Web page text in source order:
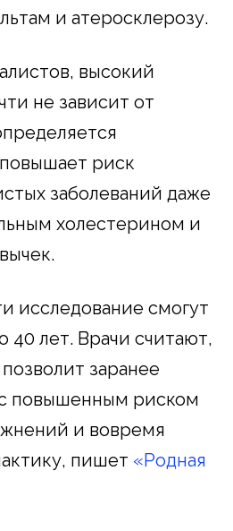
и атеросклерозу.
высокий
не зависит от
риск
заболеваний даже
холестерином и
исследование смогут
40 лет. Врачи считают,
заранее
повышенным риском
и вовремя
пишет «Родная